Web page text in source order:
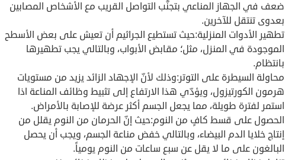
ضعف في الجهاز المناعي بتجنُّب التواصل القريب مع الأشخاص المصابين
بعدوى تنتقل للآخرين.
تطهير الأدوات المنزلية:حيث تستطيع الجراثيم أن تعيش على بعض الأسطح
الموجودة في المنزل، مثل؛ مقابض الأبواب، وبالتالي يجب تطهيرها
بانتظام.
محاولة السيطرة على التوتر:وذلك لأنّ الإجهاد الزائد يزيد من مستويات
هرمون الكورتيزول، ويؤدّي هذا الارتفاع إلى تثبيط وظائف المناعة اذا
استمر لفترة طويلة، مما يجعل الجسم أكثر عرضة للإصابة بالأمراض.
الحصول على قسط كافٍ من النوم:حيث إنّ الحرمان من النوم يقلل من
إنتاج خلايا الدم البيضاء، وبالتالي خفض مناعة الجسم، ويجب أن يحصل
البالغون على ما لا يقل عن سبع ساعات من النوم يومياً.